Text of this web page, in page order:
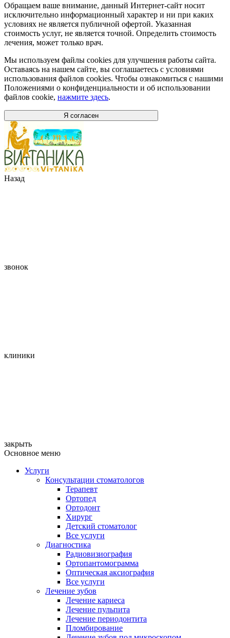
Обращаем ваше внимание, данный Интернет-сайт носит
исключительно информационный характер и ни при каких
условиях не является публичной офертой. Указанная
стоимость услуг, не является точной. Определить стоимость
лечения, может только врач.
Мы используем файлы cookies для улучшения работы сайта.
Оставаясь на нашем сайте, вы соглашаетесь с условиями
использования файлов cookies. Чтобы ознакомиться с нашими
Положениями о конфиденциальности и об использовании
файлов cookie, нажмите здесь.
Я согласен
Назад
звонок
клиники
закрыть
Основное меню
Услуги
Консультации стоматологов
Терапевт
Ортопед
Ортодонт
Хирург
Детский стоматолог
Все услуги
Диагностика
Радиовизиография
Ортопантомограмма
Оптическая аксиография
Все услуги
Лечение зубов
Лечение кариеса
Лечение пульпита
Лечение периодонтита
Пломбирование